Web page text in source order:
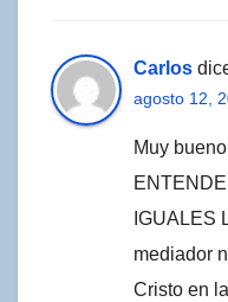
Carlos
agosto 12,
Muy
IGUALES
mediador
Cristo en